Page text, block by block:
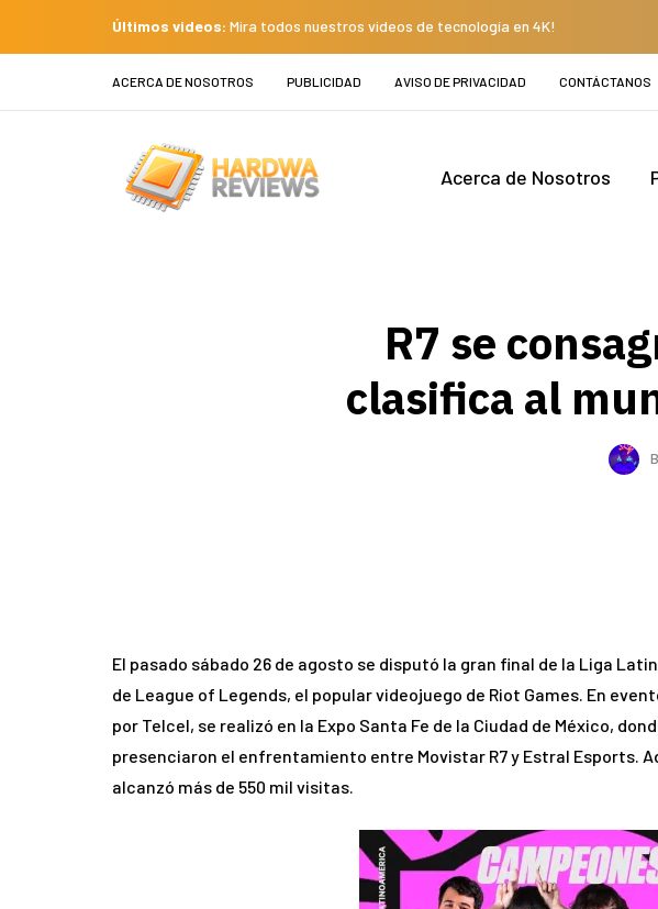
Últimos videos: Mira todos nuestros videos de tecnología en 4K!
ACERCA DE NOSOTROS PUBLICIDAD AVISO DE PRIVACIDAD CONTÁCTANOS
Acerca de Nosotros
R7 se
clasifica al
El pasado sábado 26 de agosto se disputó la gran final de la Liga
de League of Legends, el popular videojuego de Riot Games. En
por Telcel, se realizó en la Expo Santa Fe de la Ciudad de México,
presenciaron el enfrentamiento entre Movistar R7 y Estral Esports.
alcanzó más de 550 mil visitas.